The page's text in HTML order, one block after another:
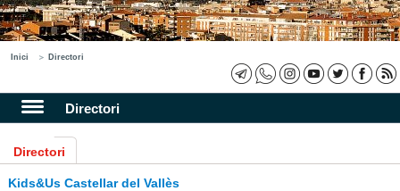
Inici Directori
Directori
Directori
Kids&Us Castellar del Vallès